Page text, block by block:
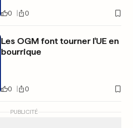
0 0
Les OGM font tourner l'UE en
bourrique
0 0
PUBLICITÉ